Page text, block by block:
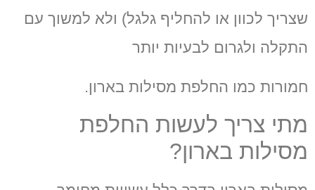
שצריך לכוון או להחליף גלגל) ולא למשוך עם
התקלה ולגרום לבעיות יותר
חמורות כמו החלפת מסילות בארון.
מתי צריך לעשות החלפת
מסילות בארון?